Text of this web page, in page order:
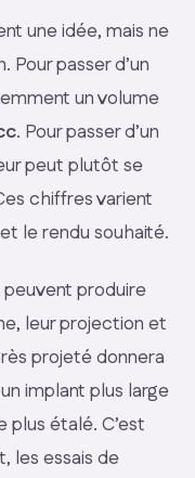
une idée, mais ne
passer d’un
un volume
. Pour passer d’un
peut plutôt se
chiffres varient
le rendu souhaité.
produire
leur projection et
projeté donnera
implant plus large
étalé. C’est
les essais de